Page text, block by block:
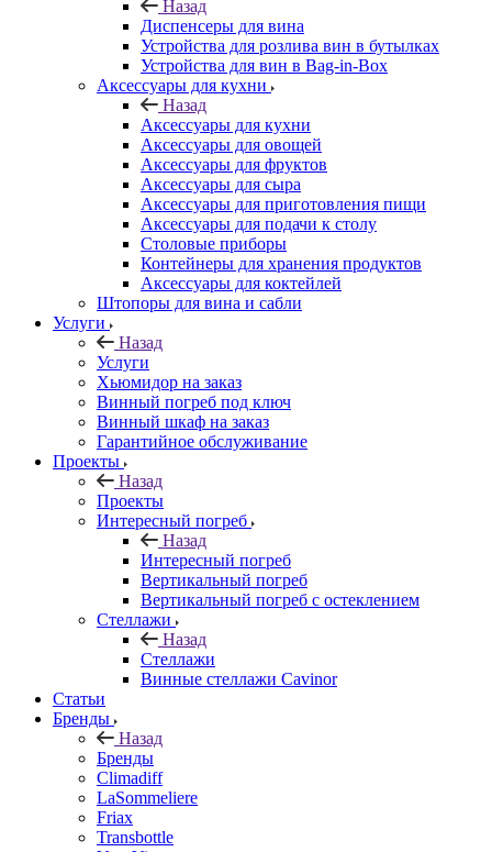
Назад
Диспенсеры для вина
Устройства для розлива вин в бутылках
Устройства для вин в Bag-in-Box
Аксессуары для кухни
Назад
Аксессуары для кухни
Аксессуары для овощей
Аксессуары для фруктов
Аксессуары для сыра
Аксессуары для приготовления пищи
Аксессуары для подачи к столу
Столовые приборы
Контейнеры для хранения продуктов
Аксессуары для коктейлей
Штопоры для вина и сабли
Услуги
Назад
Услуги
Хьюмидор на заказ
Винный погреб под ключ
Винный шкаф на заказ
Гарантийное обслуживание
Проекты
Назад
Проекты
Интересный погреб
Назад
Интересный погреб
Вертикальный погреб
Вертикальный погреб с остеклением
Стеллажи
Назад
Стеллажи
Винные стеллажи Cavinor
Статьи
Бренды
Назад
Бренды
Climadiff
LaSommeliere
Friax
Transbottle